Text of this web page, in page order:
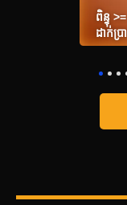
ពិន្ទុ
ដាក់ប្